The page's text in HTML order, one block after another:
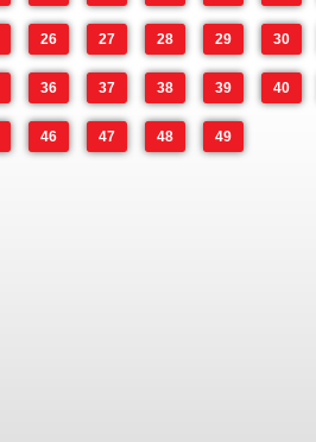
26 27 28 29 30
36 37 38 39 40
46 47 48 49